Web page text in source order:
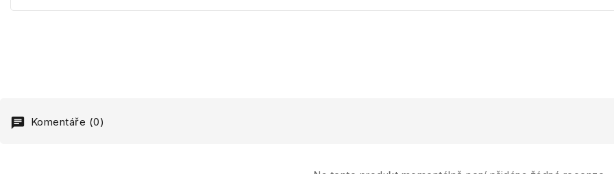
Komentáře (0)